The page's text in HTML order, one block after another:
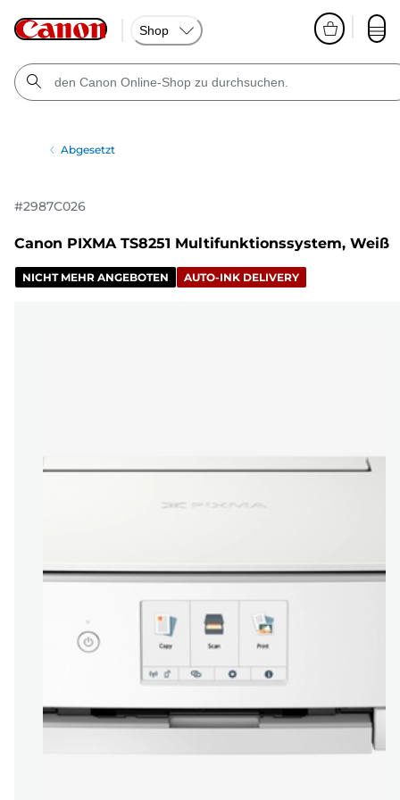
Shop
Abgesetzt
#2987C026
Canon PIXMA TS8251 Multifunktionssystem, Weiß
NICHT MEHR ANGEBOTEN AUTO-INK DELIVERY